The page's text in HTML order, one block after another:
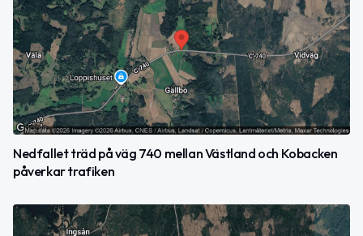
Nedfallet träd på väg 740 mellan Västland och Kobacken
påverkar trafiken